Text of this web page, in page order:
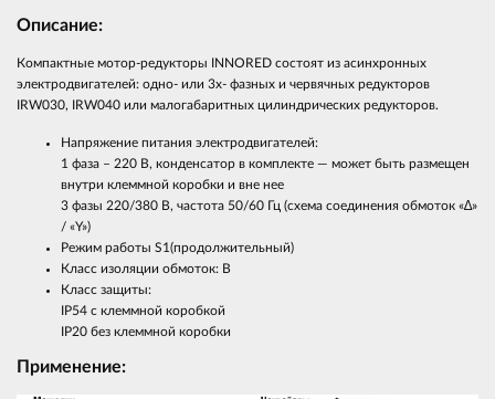
Описание:
Компактные мотор-редукторы INNORED состоят из асинхронных
электродвигателей: одно- или 3х- фазных и червячных редукторов
IRW030, IRW040 или малогабаритных цилиндрических редукторов.
Напряжение питания электродвигателей:
1 фаза – 220 В, конденсатор в комплекте — может быть размещен
внутри клеммной коробки и вне нее
3 фазы 220/380 В, частота 50/60 Гц (cхема соединения обмоток «∆»
/ «Y»)
Режим работы S1(продолжительный)
Класс изоляции обмоток: В
Класс защиты:
IP54 с клеммной коробкой
IP20 без клеммной коробки
Применение: